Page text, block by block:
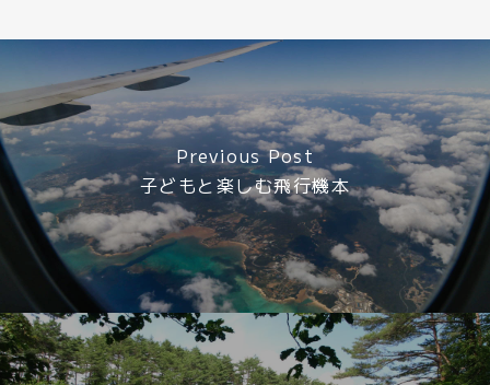
Previous Post
子どもと楽しむ飛行機本